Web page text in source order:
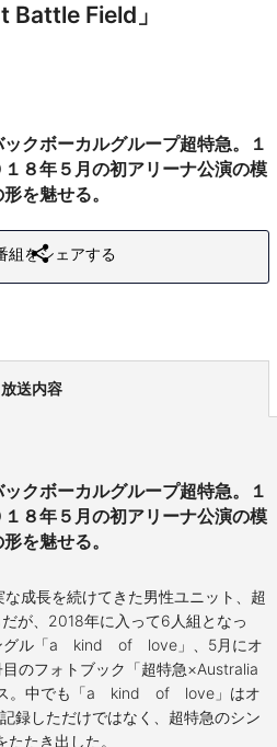
Battle Field」
クボーカルグループ超特急。１
８年５月の初アリーナ公演の模
を魅せる。
組をシェアする
放送内容
クボーカルグループ超特急。１
８年５月の初アリーナ公演の模
を魅せる。
成長を続けてきた男性ユニット、超
が、2018年に入って6人組となっ
グル「a kind of love」、5月にオ
のフォトブック「超特急×Australia
。中でも「a kind of love」はオ
録しただけではなく、超特急のシン
たき出した。